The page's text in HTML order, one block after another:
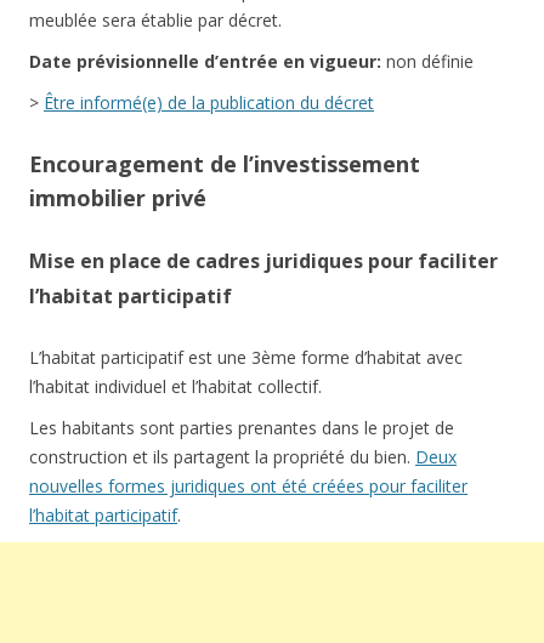
meublée sera établie par décret.
Date prévisionnelle d’entrée en vigueur: non définie
> Être informé(e) de la publication du décret
Encouragement de l’investissement
immobilier privé
Mise en place de cadres juridiques pour faciliter
l’habitat participatif
L’habitat participatif est une 3ème forme d’habitat avec
l’habitat individuel et l’habitat collectif.
Les habitants sont parties prenantes dans le projet de
construction et ils partagent la propriété du bien. Deux
nouvelles formes juridiques ont été créées pour faciliter
l’habitat participatif.